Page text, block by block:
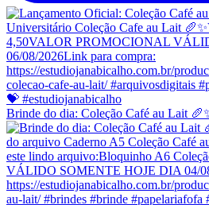
Brinde do dia: Coleção Café au Lait